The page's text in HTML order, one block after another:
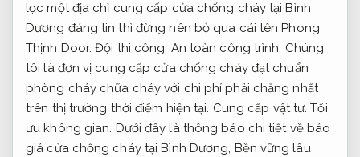
lọc một địa chỉ cung cấp cửa chống cháy tại Bình
Dương đáng tin thì đừng nên bỏ qua cái tên Phong
Thịnh Door.Đội thi công. An toàn công trình. Chúng
tôi là đơn vị cung cấp cửa chống cháy đạt chuẩn
phòng cháy chữa cháy với chi phí phải chăng nhất
trên thị trường thời điểm hiện tại. Cung cấp vật tư. Tối
ưu không gian. Dưới đây là thông báo chi tiết về báo
giá cửa chống cháy tại Bình Dương, Bền vững lâu